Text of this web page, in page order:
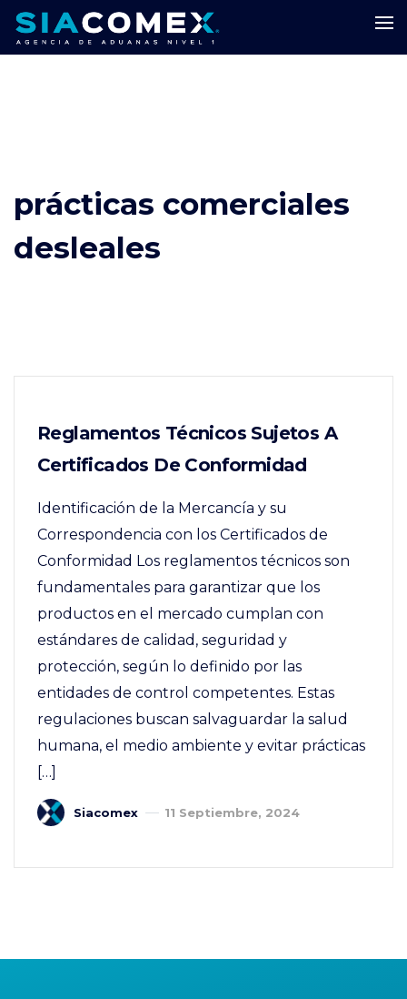
prácticas comerciales
desleales
Reglamentos Técnicos Sujetos A
Certificados De Conformidad
Identificación de la Mercancía y su
Correspondencia con los Certificados de
Conformidad Los reglamentos técnicos son
fundamentales para garantizar que los
productos en el mercado cumplan con
estándares de calidad, seguridad y
protección, según lo definido por las
entidades de control competentes. Estas
regulaciones buscan salvaguardar la salud
humana, el medio ambiente y evitar prácticas
[…]
Siacomex 11 Septiembre, 2024